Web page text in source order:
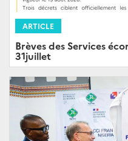
ARTICLE
Brèves des Services
31juillet